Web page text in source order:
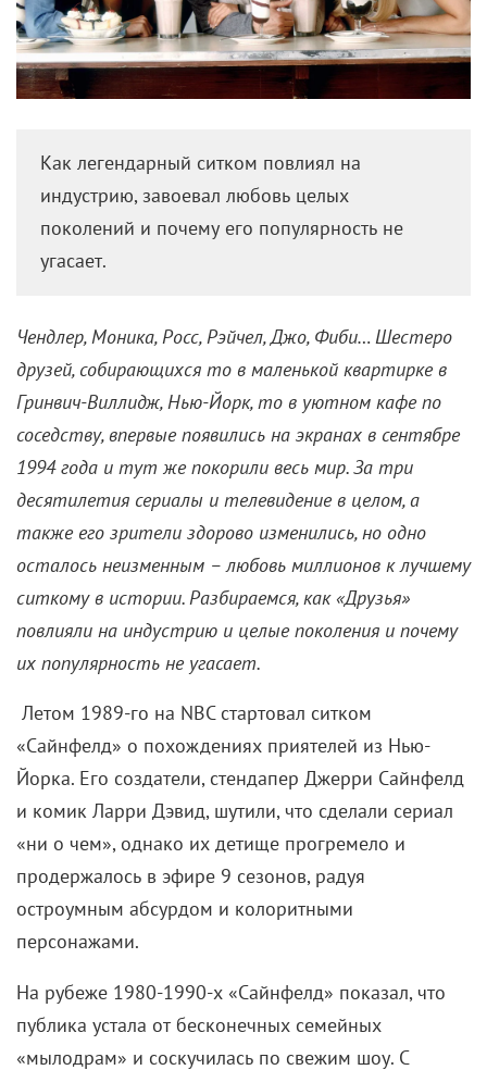
также его зрители здорово изменились, но одно
осталось неизменным – любовь миллионов к лучшему
ситкому в истории. Разбираемся, как «Друзья»
их популярность не угасает.
Летом 1989-го на NBC стартовал ситком
«Сайнфелд» о похождениях приятелей из Нью-
Йорка. Его создатели, стендапер Джерри Сайнфелд
«ни о чем», однако их детище прогремело и
продержалось в эфире 9 сезонов, радуя
остроумным абсурдом и колоритными
персонажами.
На рубеже 1980-1990-х «Сайнфелд» показал, что
публика устала от бесконечных семейных
«мылодрам» и соскучилась по свежим шоу. С
молодыми героями и акцентом на приятельских
отношениях. В глазах зрителей друзья становились
новой семьей. Боссы NBC решили ковать железо,
пока горячо, и бросились на поиски аналогичных
сюжетов.
Тут и подоспели сценаристы Дэвид Крэйн и Марта
Кауффман, в 1990-м запустившие на HBO
комедийный сериал «Как в кино». Перебрав
воспоминания о своих знакомых из Нью-Йорка,
мечтавших о любви, но боявшихся обязательств,
они представили руководству сети идею
трагикомедии о 20-летних одиночках, которые
жили по соседству, тусовались в кофейне,
прикалывались друг над другом и самими собой.
Идея пришлась начальству по вкусу. Для ситкома